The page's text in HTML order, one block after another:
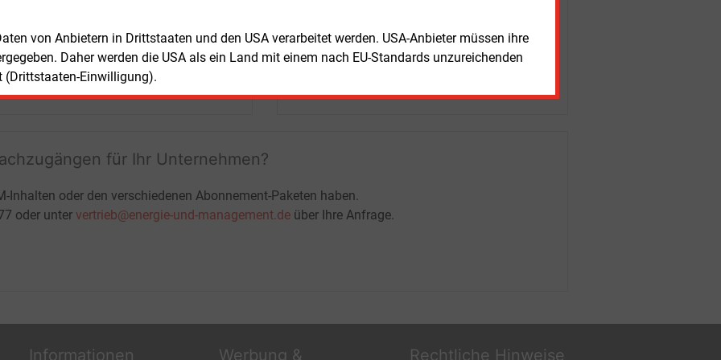
von Anbietern in Drittstaaten und den USA verarbeitet werden. USA-Anbieter müssen ihre
Daher werden die USA als ein Land mit einem nach EU-Standards unzureichenden
(Drittstaaten-Einwilligung).
+ einmal täglich E&M daily
+ zwei Ausgaben der Zeitung E&M
ohne automatische Verlängerung
JETZT KOSTENLOS TESTEN
für Ihr Unternehmen?
Inhalten oder den verschiedenen Abonnement-Paketen haben.
oder unter vertrieb@energie-und-management.de über Ihre Anfrage.
Informationen Werbung & Rechtliche Hinweise